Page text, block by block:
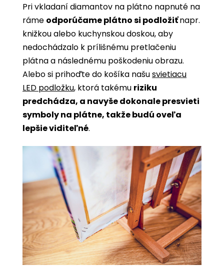
Pri vkladaní diamantov na plátno napnuté na
ráme odporúčame plátno si podložiťnapr.
knižkou alebo kuchynskou doskou, aby
nedochádzalo k prílišnému pretlačeniu
plátna a následnému poškodeniu obrazu.
Alebo si prihoďte do košíka našusvietiacu
LED podložku, ktorá takému riziku
predchádza, a navyše dokonale presvieti
symboly na plátne, takže budú oveľa
lepšie viditeľné.